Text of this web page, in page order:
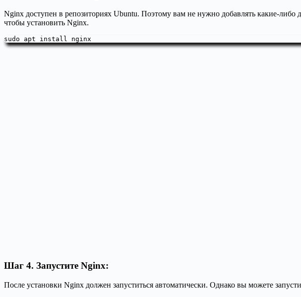
Nginx доступен в репозиториях Ubuntu. Поэтому вам не нужно добавлять какие-
чтобы установить Nginx.
sudo apt install nginx
Шаг 4. Запустите Nginx:
После установки Nginx должен запуститься автоматически. Однако вы можете